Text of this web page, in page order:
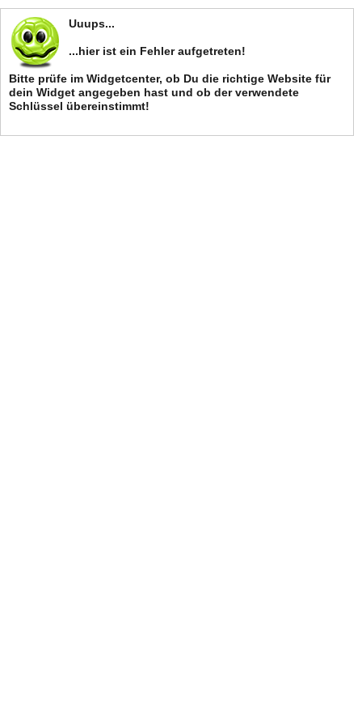
Uuups...
...hier ist ein Fehler aufgetreten!
Bitte prüfe im Widgetcenter, ob Du die richtige Website für
dein Widget angegeben hast und ob der verwendete
Schlüssel übereinstimmt!